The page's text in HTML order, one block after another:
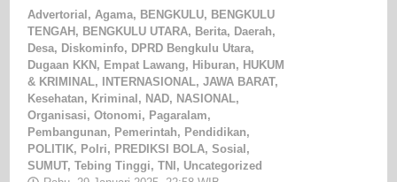
Advertorial , Agama, BENGKULU, BENGKULU
TENGAH , BENGKULU UTARA, Berita, Daerah,
Desa, Diskominfo, DPRD Bengkulu Utara,
Dugaan KKN , Empat Lawang, Hiburan, HUKUM
& KRIMINAL, INTERNASIONAL, JAWA BARAT,
Kesehatan, Kriminal , NAD, NASIONAL,
Organisasi, Otonomi, Pagaralam,
Pembangunan, Pemerintah, Pendidikan,
POLITIK, Polri, PREDIKSI BOLA, Sosial ,
SUMUT, Tebing Tinggi, TNI , Uncategorized